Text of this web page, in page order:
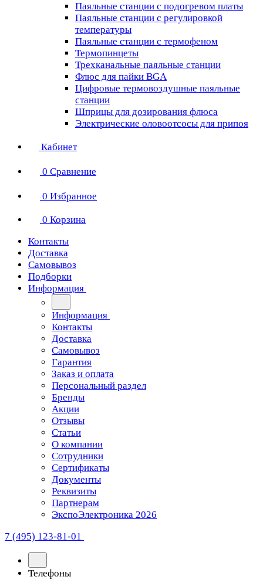
Паяльные станции с подогревом платы
Паяльные станции с регулировкой
температуры
Паяльные станции с термофеном
Термопинцеты
Трехканальные паяльные станции
Флюс для пайки BGA
Цифровые термовоздушные паяльные
станции
Шприцы для дозирования флюса
Электрические оловоотсосы для припоя
Кабинет
0 Сравнение
0 Избранное
0 Корзина
Контакты
Доставка
Самовывоз
Подборки
Информация
Информация
Контакты
Доставка
Самовывоз
Гарантия
Заказ и оплата
Персональный раздел
Бренды
Акции
Отзывы
Статьи
О компании
Сотрудники
Сертификаты
Документы
Реквизиты
Партнерам
ЭкспоЭлектроника 2026
7 (495) 123-81-01
Телефоны